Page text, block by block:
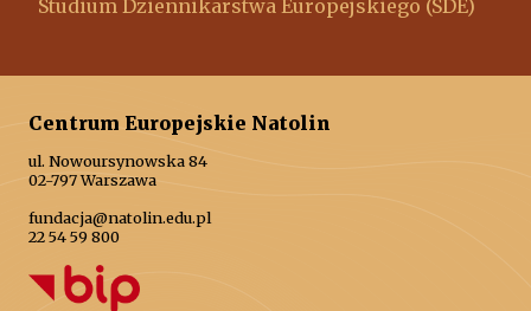
Studium Dziennikarstwa Europejskiego (SDE)
Centrum Europejskie Natolin
ul. Nowoursynowska 84
02-797 Warszawa
fundacja@natolin.edu.pl
22 54 59 800